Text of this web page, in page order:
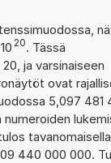
10 20. Tässä
ja varsinaiseen
ovat
5,097 481
tavanomaisella
440 000 000.